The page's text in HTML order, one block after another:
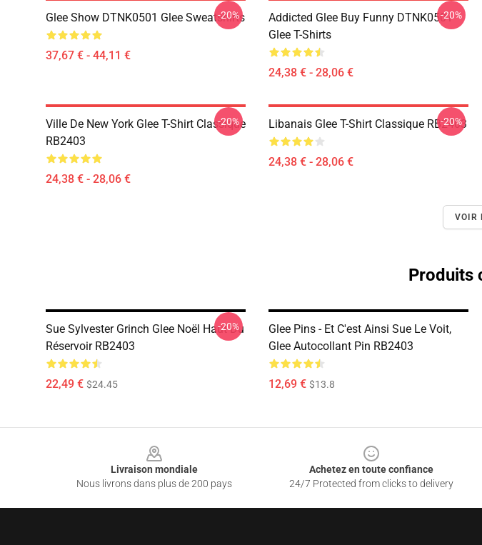
Glee Show DTNK0501 Glee Sweatshirts
37,67 € - 44,11 €
-20%
Addicted Glee Buy Funny DTNK0501
Glee T-Shirts
24,38 € - 28,06 €
-20%
Ville De New York Glee T-Shirt Classique
RB2403
24,38 € - 28,06 €
-20% Libanais Glee T-Shirt Classique RB2403
24,38 € - 28,06 €
-20%
VOIR
Produits
Sue Sylvester Grinch Glee Noël Haut Du
Réservoir RB2403
22,49 € $24.45
-20%
Glee Pins - Et C'est Ainsi Sue Le Voit,
Glee Autocollant Pin RB2403
12,69 € $13.8
Livraison mondiale
Nous livrons dans plus de 200 pays
Achetez en toute confiance
24/7 Protected from clicks to delivery